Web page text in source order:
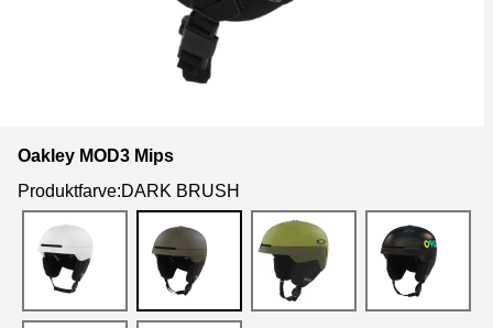
Oakley MOD3 Mips
Produktfarve:DARK BRUSH